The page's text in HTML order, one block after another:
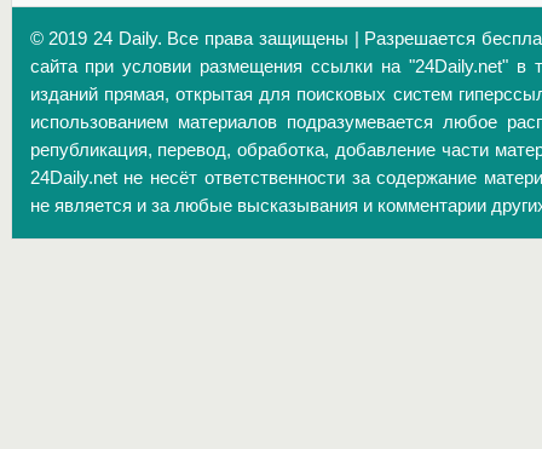
© 2019 24 Daily. Все права защищены | Разрешается
сайта при условии размещения ссылки на "24Daily.net" в
изданий прямая, открытая для поисковых систем
использованием материалов подразумевается любое
републикация, перевод, обработка, добавление части
24Daily.net не несёт ответственности за содержание
не является и за любые высказывания и комментарии